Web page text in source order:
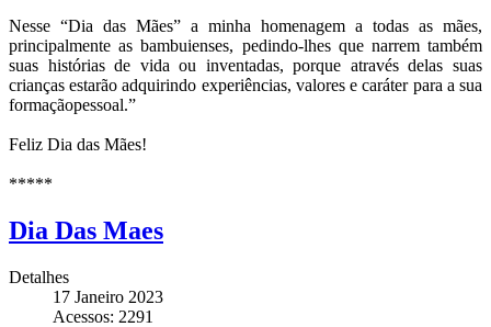
Nesse “Dia das Mães” a minha homenagem a todas as mães,
principalmente as bambuienses, pedindo-lhes que narrem também
suas histórias de vida ou inventadas, porque através delas suas
crianças estarão adquirindo experiências, valores e caráter para a sua
formaçãopessoal.”
Feliz Dia das Mães!
*****
Dia Das Maes
Detalhes
17 Janeiro 2023
Acessos: 2291